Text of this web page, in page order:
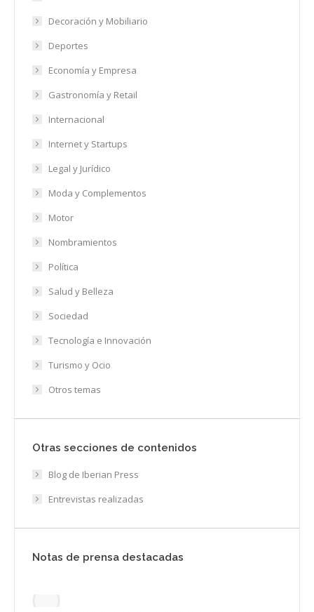
Decoración y Mobiliario
Deportes
Economía y Empresa
Gastronomía y Retail
Internacional
Internet y Startups
Legal y Jurídico
Moda y Complementos
Motor
Nombramientos
Política
Salud y Belleza
Sociedad
Tecnología e Innovación
Turismo y Ocio
Otros temas
Otras secciones de contenidos
Blog de Iberian Press
Entrevistas realizadas
Notas de prensa destacadas